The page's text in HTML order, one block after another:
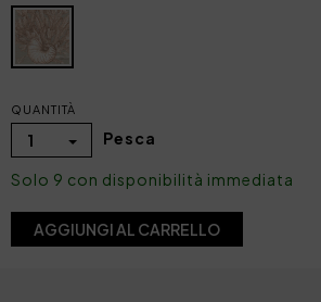
QUANTITÀ
1 Pesca
Solo 9 con disponibilità immediata
AGGIUNGI AL CARRELLO